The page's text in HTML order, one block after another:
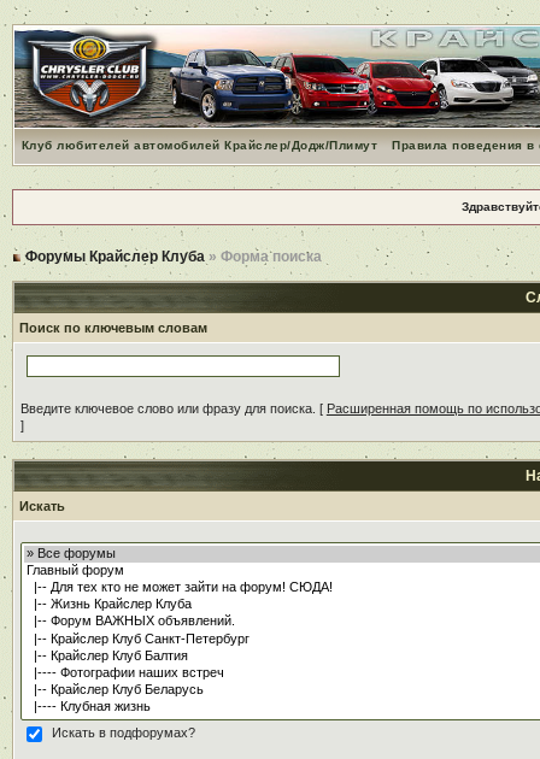
Клуб любителей автомобилей Крайслер/Додж/Плимут Правила поведения
Форумы Крайслер Клуба » Форма поиска
Поиск по ключевым словам
Введите ключевое слово или фразу для поиска. [ Расширенная помощь по
]
Искать
Искать в подфорумах?